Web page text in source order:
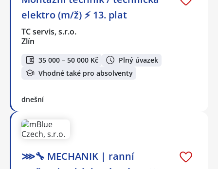
elektro (m/ž) ⚡ 13. plat
TC servis, s.r.o.
Zlín
35 000 – 50 000 Kč
Plný úvazek
Vhodné také pro absolventy
dnešní
⋙🔧 MECHANIK | ranní